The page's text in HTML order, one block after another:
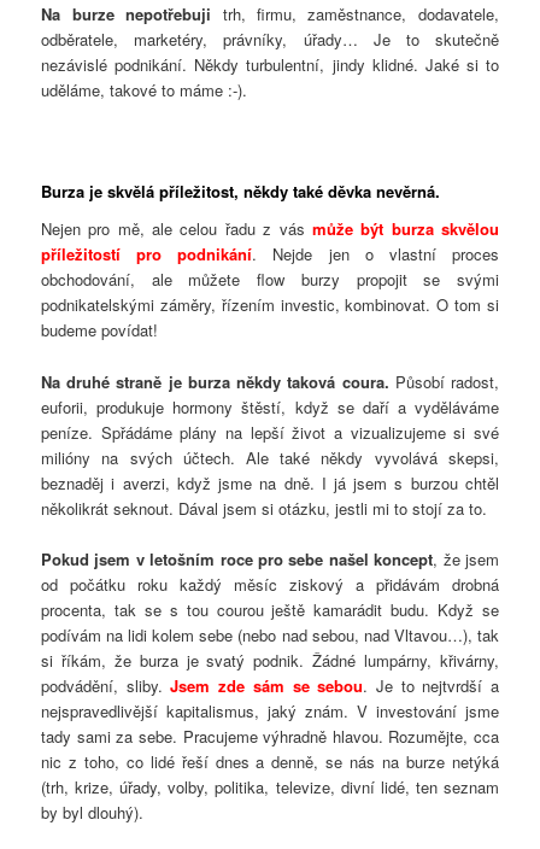
Na burze nepotřebuji trh, firmu, zaměstnance, dodavatele,
odběratele, marketéry, právníky, úřady… Je to skutečně
nezávislé podnikání. Někdy turbulentní, jindy klidné. Jaké si to
uděláme, takové to máme :-).
Burza je skvělá příležitost, někdy také děvka nevěrná.
Nejen pro mě, ale celou řadu z vás může být burza skvělou
příležitostí pro podnikání. Nejde jen o vlastní proces
obchodování, ale můžete flow burzy propojit se svými
podnikatelskými záměry, řízením investic, kombinovat. O tom si
budeme povídat!
Na druhé straně je burzaněkdy taková coura. Působí radost,
euforii, produkuje hormony štěstí, když se daří a vyděláváme
peníze. Spřádáme plány na lepší život a vizualizujeme si své
milióny na svých účtech. Ale také někdy vyvolává skepsi,
beznaděj i averzi, když jsme na dně. I já jsem s burzou chtěl
několikrát seknout. Dával jsem si otázku, jestli mi to stojí za to.
Pokud jsem v letošním roce pro sebe našel koncept, že jsem
od počátku roku každý měsíc ziskový a přidávám drobná
procenta, tak se s tou courou ještě kamarádit budu. Když se
podívám na lidi kolem sebe (nebo nad sebou, nad Vltavou…), tak
si říkám, že burza je svatý podnik. Žádné lumpárny, křivárny,
podvádění, sliby.Jsem zde sám se sebou. Je to nejtvrdší a
nejspravedlivější kapitalismus, jaký znám. V investování jsme
tady sami za sebe. Pracujeme výhradně hlavou. Rozumějte, cca
nic z toho, co lidé řeší dnes a denně, se nás na burze netýká
(trh, krize, úřady, volby, politika, televize, divní lidé, ten seznam
by byl dlouhý).